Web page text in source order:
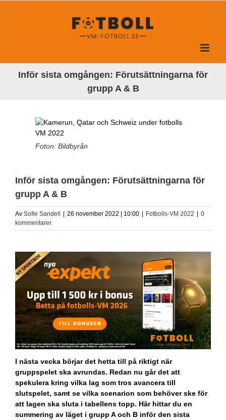
Inför sista omgången: Förutsättningarna för
grupp A & B
Foton: Bildbyrån
Inför sista omgången: Förutsättningarna för
grupp A & B
Av Sofie Sandell | 26 november 2022 | 10:00 | Fotbolls-VM 2022 | 0
kommentarer
I nästa vecka börjar det hetta till på riktigt när
gruppspelet ska avrundas. Redan nu går det att
spekulera kring vilka lag som tros avancera till
slutspelet, samt se vilka scenarion som behöver ske för
att lagen ska sluta i tabellens topp. Här hittar du en
summering av läget i grupp A och B inför den sista